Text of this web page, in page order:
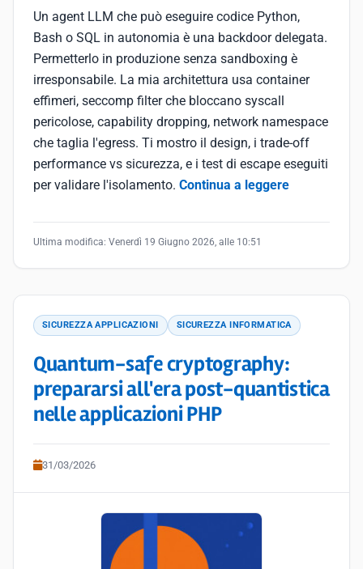
Un agent LLM che può eseguire codice Python,
Bash o SQL in autonomia è una backdoor delegata.
Permetterlo in produzione senza sandboxing è
irresponsabile. La mia architettura usa container
effimeri, seccomp filter che bloccano syscall
pericolose, capability dropping, network namespace
che taglia l'egress. Ti mostro il design, i trade-off
performance vs sicurezza, e i test di escape eseguiti
per validare l'isolamento. Continua a leggere
Ultima modifica: Venerdì 19 Giugno 2026, alle 10:51
SICUREZZA APPLICAZIONI SICUREZZA INFORMATICA
Quantum-safe cryptography:
prepararsi all'era post-quantistica
nelle applicazioni PHP
31/03/2026